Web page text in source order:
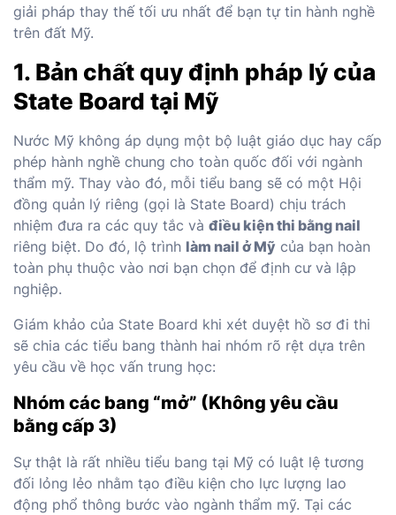
giải pháp thay thế tối ưu nhất để bạn tự tin hành nghề
trên đất Mỹ.
1. Bản chất quy định pháp lý của
State Board tại Mỹ
Nước Mỹ không áp dụng một bộ luật giáo dục hay cấp
phép hành nghề chung cho toàn quốc đối với ngành
thẩm mỹ. Thay vào đó, mỗi tiểu bang sẽ có một Hội
đồng quản lý riêng (gọi là State Board) chịu trách
nhiệm đưa ra các quy tắc và điều kiện thi bằng nail
riêng biệt. Do đó, lộ trình làm nail ở Mỹ của bạn hoàn
toàn phụ thuộc vào nơi bạn chọn để định cư và lập
nghiệp.
Giám khảo của State Board khi xét duyệt hồ sơ đi thi
sẽ chia các tiểu bang thành hai nhóm rõ rệt dựa trên
yêu cầu về học vấn trung học:
Nhóm các bang “mở” (Không yêu cầu
bằng cấp 3)
Sự thật là rất nhiều tiểu bang tại Mỹ có luật lệ tương
đối lỏng lẻo nhằm tạo điều kiện cho lực lượng lao
động phổ thông bước vào ngành thẩm mỹ. Tại các